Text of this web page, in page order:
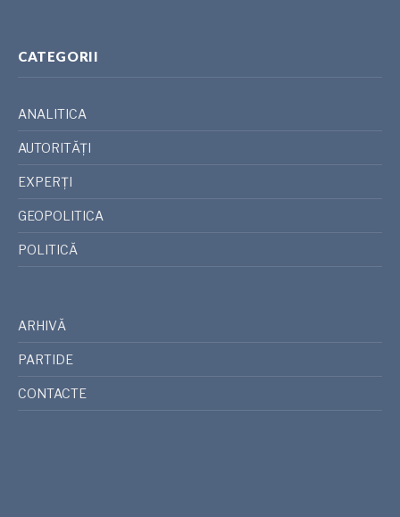
CATEGORII
ANALITICA
AUTORITĂȚI
EXPERȚI
GEOPOLITICA
POLITICĂ
ARHIVĂ
PARTIDE
CONTACTE